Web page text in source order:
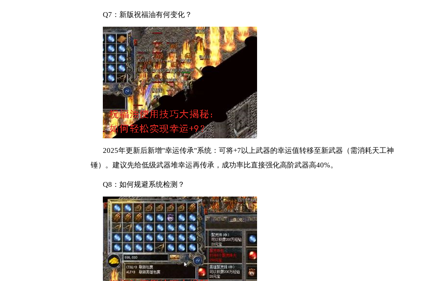
Q7：新版祝福油有何变化？
2025年更新后新增"幸运传承"系统：可将+7以上武器的幸运值转移至新武器（需消耗天工神
锤）。建议先给低级武器堆幸运再传承，成功率比直接强化高阶武器高40%。
Q8：如何规避系统检测？